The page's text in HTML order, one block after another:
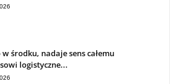
w środku, nadaje sens całemu
logistyczne...